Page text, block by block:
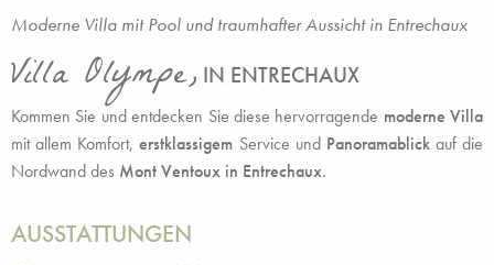
Moderne Villa mit Pool und traumhafter Aussicht in Entrechaux
Villa Olympe, IN ENTRECHAUX
Kommen Sie und entdecken Sie diese hervorragende moderne Villa
mit allem Komfort,erstklassigem Service und Panoramablickauf die
Nordwand des Mont Ventoux in Entrechaux.
AUSSTATTUNGEN